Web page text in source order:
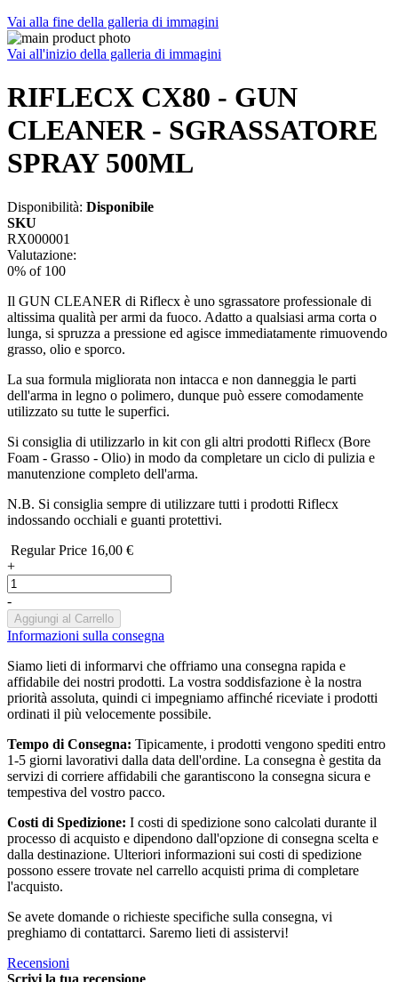
Vai alla fine della galleria di immagini
Vai all'inizio della galleria di immagini
RIFLECX CX80 - GUN
CLEANER - SGRASSATORE
SPRAY 500ML
Disponibilità: Disponibile
SKU
RX000001
Valutazione:
0% of 100
Il GUN CLEANER di Riflecx è uno sgrassatore professionale di
altissima qualità per armi da fuoco. Adatto a qualsiasi arma corta o
lunga, si spruzza a pressione ed agisce immediatamente rimuovendo
grasso, olio e sporco.
La sua formula migliorata non intacca e non danneggia le parti
dell'arma in legno o polimero, dunque può essere comodamente
utilizzato su tutte le superfici.
Si consiglia di utilizzarlo in kit con gli altri prodotti Riflecx (Bore
Foam - Grasso - Olio) in modo da completare un ciclo di pulizia e
manutenzione completo dell'arma.
N.B. Si consiglia sempre di utilizzare tutti i prodotti Riflecx
indossando occhiali e guanti protettivi.
Regular Price 16,00 €
+
-
Aggiungi al Carrello
Informazioni sulla consegna
Siamo lieti di informarvi che offriamo una consegna rapida e
affidabile dei nostri prodotti. La vostra soddisfazione è la nostra
priorità assoluta, quindi ci impegniamo affinché riceviate i prodotti
ordinati il più velocemente possibile.
Tempo di Consegna: Tipicamente, i prodotti vengono spediti entro
1-5 giorni lavorativi dalla data dell'ordine. La consegna è gestita da
servizi di corriere affidabili che garantiscono la consegna sicura e
tempestiva del vostro pacco.
Costi di Spedizione: I costi di spedizione sono calcolati durante il
processo di acquisto e dipendono dall'opzione di consegna scelta e
dalla destinazione. Ulteriori informazioni sui costi di spedizione
possono essere trovate nel carrello acquisti prima di completare
l'acquisto.
Se avete domande o richieste specifiche sulla consegna, vi
preghiamo di contattarci. Saremo lieti di assistervi!
Recensioni
Scrivi la tua recensione